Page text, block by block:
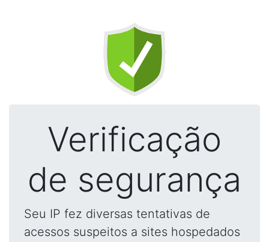
Verificação
de segurança
Seu IP fez diversas tentativas de
acessos suspeitos a sites hospedados